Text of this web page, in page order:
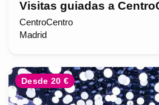
Visitas guiadas a
CentroCentro
Madrid
Desde 20 €